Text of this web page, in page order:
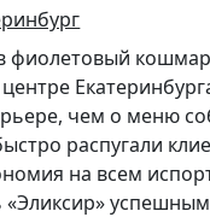
фиолетовый
чем о меню
распугали
на всем
«Эликсир»